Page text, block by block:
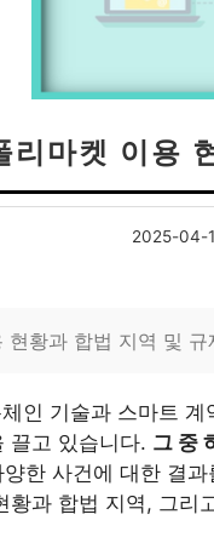
리마켓 이용
2025-04-
현황과 합법 지역 및
인 기술과 스마트
끌고 있습니다. 그 중
한 사건에 대한 결
황과 합법 지역, 그리